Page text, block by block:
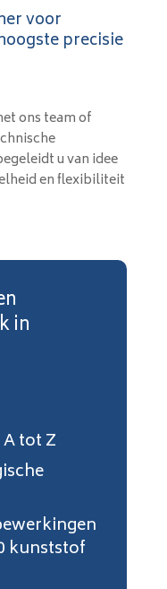
voor
precisie
ons team of
u van idee
en flexibiliteit
in
tot Z
kunststof